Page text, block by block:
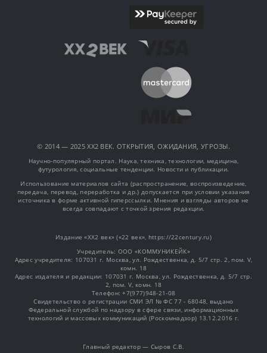
© 2014 — 2025 XX2 ВЕК. ОТКРЫТИЯ, ОЖИДАНИЯ, УГРОЗЫ.
Научно-популярный портал. Наука, техника, технологии, медицина,
футурология, социальные тенденции. Новости и публикации.
Использование материалов сайта (распространение, воспроизведение,
передача, перевод, переработка и др.) допускается при условии указания
источника в форме активной гиперссылки. Мнения и взгляды авторов не
всегда совпадают с точкой зрения редакции.
Издание «XX2 век» («22 век», https://22century.ru)
Учредитель: OOO «КОММУНИКЕЙК»
Адрес учредителя: 107031 г. Москва, ул. Рождественка, д. 5/7 стр. 2, пом. V,
комн. 18
Адрес издателя и редакции: 107031 г. Москва, ул. Рождественка, д. 5/7 стр.
2, пом. V, комн. 18
Телефон: +7(977)948-21-08
Свидетельство о регистрации СМИ ЭЛ № ФС 77 - 68048, выдано
Федеральной службой по надзору в сфере связи, информационных
технологий и массовых коммуникаций (Роскомнадзор) 13.12.2016 г.
Главный редактор — Сыров С.В.